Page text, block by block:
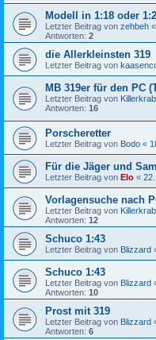
Modell in 1:18 oder
Letzter Beitrag von zehbeh «
Antworten: 2
die Allerkleinsten 319
Letzter Beitrag von
MB 319er für den PC
Letzter Beitrag von
Antworten: 16
Porscheretter
Letzter Beitrag von Bodo «
Für die Jäger und
Letzter Beitrag von Elo «
Vorlagensuche nach
Letzter Beitrag von
Antworten: 12
Schuco 1:43
Letzter Beitrag von Blizzard
Schuco 1:43
Letzter Beitrag von Blizzard
Antworten: 10
Prost mit 319
Letzter Beitrag von Blizzard
Antworten: 6